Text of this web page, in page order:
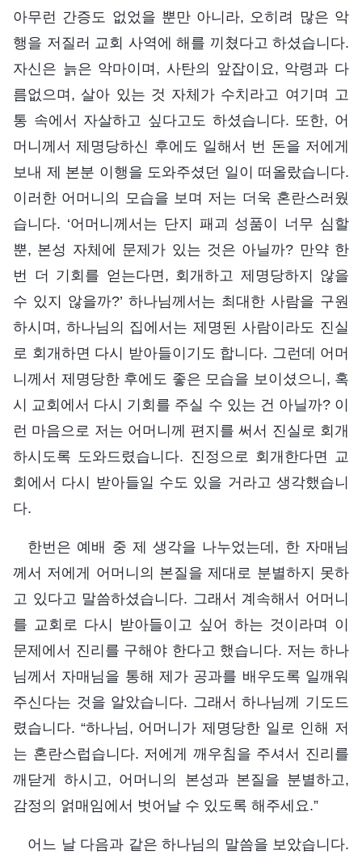
아무런 간증도 없었을 뿐만 아니라, 오히려 많은 악
행을 저질러 교회 사역에 해를 끼쳤다고 하셨습니다.
자신은 늙은 악마이며, 사탄의 앞잡이요, 악령과 다
름없으며, 살아 있는 것 자체가 수치라고 여기며 고
통 속에서 자살하고 싶다고도 하셨습니다. 또한, 어
머니께서 제명당하신 후에도 일해서 번 돈을 저에게
보내 제 본분 이행을 도와주셨던 일이 떠올랐습니다.
이러한 어머니의 모습을 보며 저는 더욱 혼란스러웠
습니다. ‘어머니께서는 단지 패괴 성품이 너무 심할
뿐, 본성 자체에 문제가 있는 것은 아닐까? 만약 한
번 더 기회를 얻는다면, 회개하고 제명당하지 않을
수 있지 않을까?’ 하나님께서는 최대한 사람을 구원
하시며, 하나님의 집에서는 제명된 사람이라도 진실
로 회개하면 다시 받아들이기도 합니다. 그런데 어머
니께서 제명당한 후에도 좋은 모습을 보이셨으니, 혹
시 교회에서 다시 기회를 주실 수 있는 건 아닐까? 이
런 마음으로 저는 어머니께 편지를 써서 진실로 회개
하시도록 도와드렸습니다. 진정으로 회개한다면 교
회에서 다시 받아들일 수도 있을 거라고 생각했습니
다.
한번은 예배 중 제 생각을 나누었는데, 한 자매님
께서 저에게 어머니의 본질을 제대로 분별하지 못하
고 있다고 말씀하셨습니다. 그래서 계속해서 어머니
를 교회로 다시 받아들이고 싶어 하는 것이라며 이
문제에서 진리를 구해야 한다고 했습니다. 저는 하나
님께서 자매님을 통해 제가 공과를 배우도록 일깨워
주신다는 것을 알았습니다. 그래서 하나님께 기도드
렸습니다. “하나님, 어머니가 제명당한 일로 인해 저
는 혼란스럽습니다. 저에게 깨우침을 주셔서 진리를
깨닫게 하시고, 어머니의 본성과 본질을 분별하고,
감정의 얽매임에서 벗어날 수 있도록 해주세요.”
어느 날 다음과 같은 하나님의 말씀을 보았습니다.